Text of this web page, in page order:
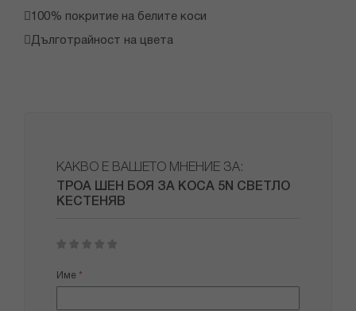
100% покритие на белите коси
Дълготрайност на цвета
КАКВО Е ВАШЕТО МНЕНИЕ ЗА:
ТРОА ШЕН БОЯ ЗА КОСА 5N СВЕТЛО
КЕСТЕНЯВ
star
stars
stars
stars
stars
Име